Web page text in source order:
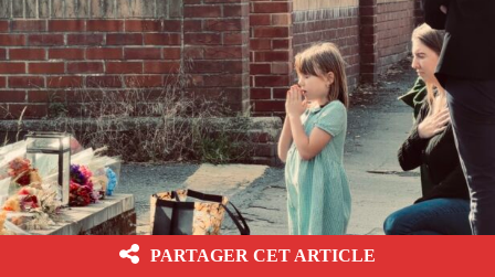
PARTAGER CET ARTICLE